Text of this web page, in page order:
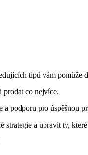
tipů vám pomůže
prodat co nejvíce.
podporu pro úspěšnou
strategie a upravit ty,